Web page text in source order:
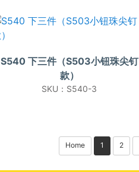
S540 下三件（S503小钮珠尖钉
款）
SKU：S540-3
Home 1 2